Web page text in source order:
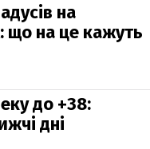
на
що на це кажуть
до +38:
дні